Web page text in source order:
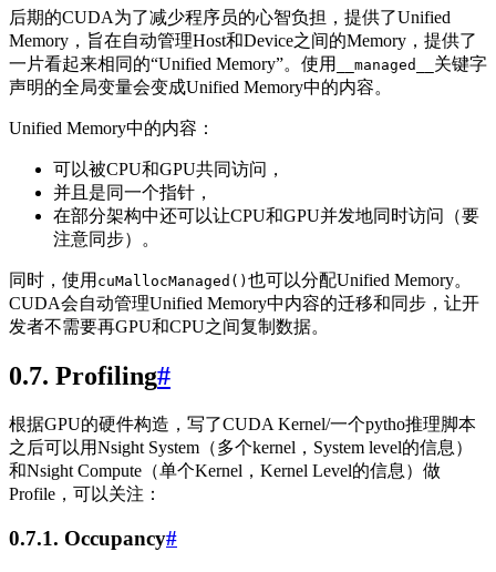
后期的CUDA为了减少程序员的心智负担，提供了Unified
Memory，旨在自动管理Host和Device之间的Memory，提供了
一片看起来相同的“Unified Memory”。使用
__managed__ 关键字
声明的全局变量会变成Unified Memory中的内容。
Unified Memory中的内容：
可以被CPU和GPU共同访问，
并且是同一个指针，
在部分架构中还可以让CPU和GPU并发地同时访问（要
注意同步）。
同时，使用 cuMallocManaged() 也可以分配Unified Memory。
CUDA会自动管理Unified Memory中内容的迁移和同步，让开
发者不需要再GPU和CPU之间复制数据。
0.7. Profiling#
根据GPU的硬件构造，写了CUDA Kernel/一个pytho推理脚本
之后可以用Nsight System（多个kernel，System level的信息）
和Nsight Compute（单个Kernel，Kernel Level的信息）做
Profile，可以关注：
0.7.1. Occupancy#